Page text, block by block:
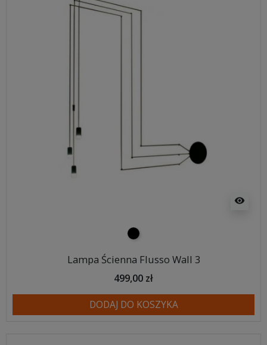
visibility
czarny
Lampa Ścienna Flusso Wall 3
499,00 zł
DODAJ DO KOSZYKA